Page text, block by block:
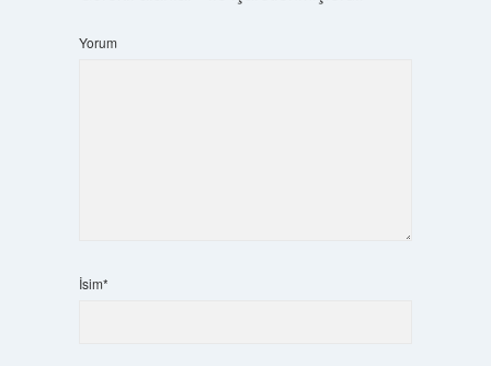
Yorum
İsim*